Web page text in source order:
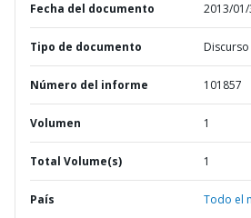
Fecha del documento 2013/
Tipo de documento
Número del informe 101857
Volumen 1
Total Volume(s) 1
País Todo el